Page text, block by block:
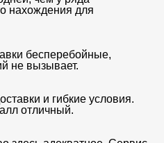
нахождения для
бесперебойные,
не вызывает.
и гибкие условия.
отличный.